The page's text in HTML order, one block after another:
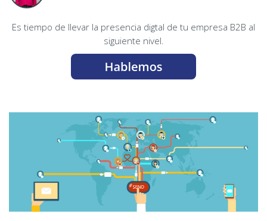
Es tiempo de llevar la presencia digtal de tu empresa B2B al
siguiente nivel.